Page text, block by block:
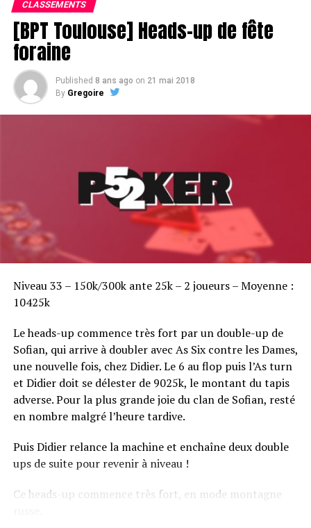
CLASSEMENTS
[BPT Toulouse] Heads-up de fête
foraine
Published 8 ans ago on 21 mai 2018
By Gregoire
Niveau 33 – 150k/300k ante 25k – 2 joueurs – Moyenne :
10425k
Le heads-up commence très fort par un double-up de
Sofian, qui arrive à doubler avec As Six contre les Dames,
une nouvelle fois, chez Didier. Le 6 au flop puis l’As turn
et Didier doit se délester de 9025k, le montant du tapis
adverse. Pour la plus grande joie du clan de Sofian, resté
en nombre malgré l’heure tardive.
Puis Didier relance la machine et enchaîne deux double
ups de suite pour revenir à niveau !
Ce heads-up commence très fort, en mode montagne